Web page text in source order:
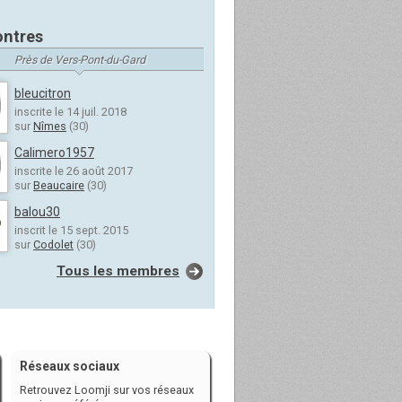
Près de Vers-Pont-du-Gard
bleucitron
inscrite le 14 juil. 2018
sur Nîmes (30)
Calimero1957
inscrite le 26 août 2017
sur Beaucaire (30)
balou30
inscrit le 15 sept. 2015
sur Codolet (30)
Tous les membres
Réseaux sociaux
Retrouvez Loomji sur vos réseaux